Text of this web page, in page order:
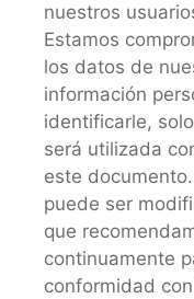
nuestros
Estamos
los datos de
información
identificarle,
será utilizada
este
puede ser
que
continuamente
conformidad